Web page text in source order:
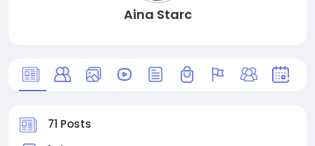
Aina Starc
71 Posts